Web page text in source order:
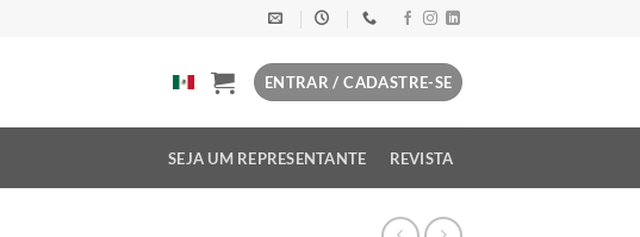
ENTRAR / CADASTRE-SE
SEJA UM REPRESENTANTE REVISTA